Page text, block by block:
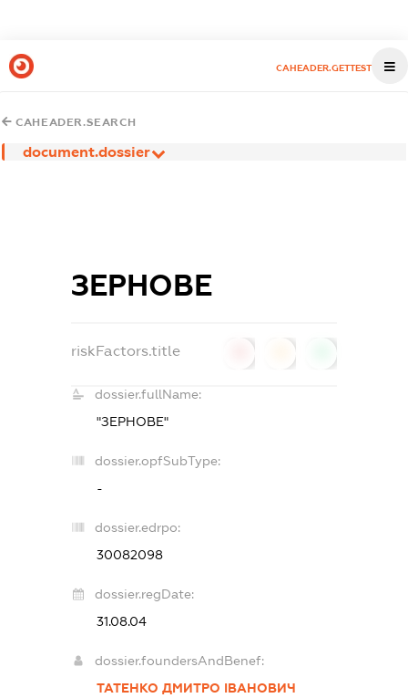
CAHEADER.GETTEST
CAHEADER.SEARCH
document.dossier
ЗЕРНОВЕ
riskFactors.title
dossier.fullName:
"ЗЕРНОВЕ"
dossier.opfSubType:
-
dossier.edrpo:
30082098
dossier.regDate:
31.08.04
dossier.foundersAndBenef:
ТАТЕНКО ДМИТРО ІВАНОВИЧ